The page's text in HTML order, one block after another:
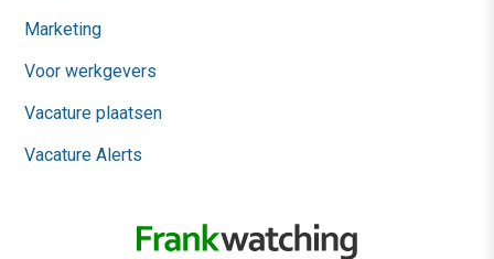
Marketing
Voor werkgevers
Vacature plaatsen
Vacature Alerts